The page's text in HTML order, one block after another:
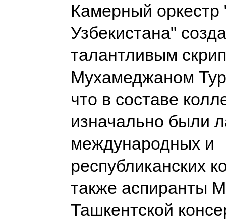
Камерный
Узбекистана"
талантливым
Мухамеджаном
что в составе
изначально были
международных и
республиканских
также аспиранты
Ташкентской